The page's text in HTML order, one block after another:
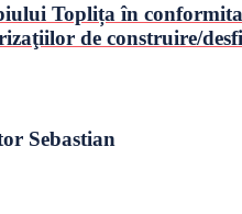
Toplița în
de construire/
Sebastian